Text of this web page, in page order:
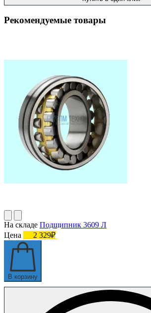
Рекомендуемые товары
На складе Подшипник 3609 Л
Цена
2 329₽
В корзину